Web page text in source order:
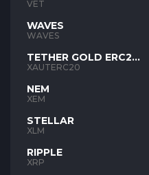
VET
WAVES
WAVES
TETHER GOLD ERC20
XAUT
XAUTERC20
NEM
XEM
STELLAR
XLM
RIPPLE
XRP